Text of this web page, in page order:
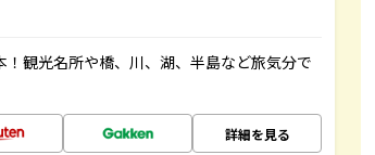
観光名所や橋、川、湖、半島など旅気分で
詳細を見る